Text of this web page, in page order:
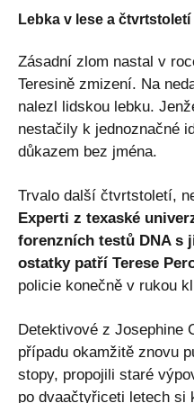
Lebka v lese a
Zásadní zlom nastal v
Teresině zmizení. Na
nalezl lidskou lebku.
nestačily k jednoznačné
důkazem bez jména.
Trvalo další čtvrtstoletí,
Experti z texaské
forenzních testů DNA s
ostatky patří Terese
policie konečně v rukou
Detektivové z Josephine
případu okamžitě znovu
stopy, propojili staré
po dvaačtyřiceti letech si